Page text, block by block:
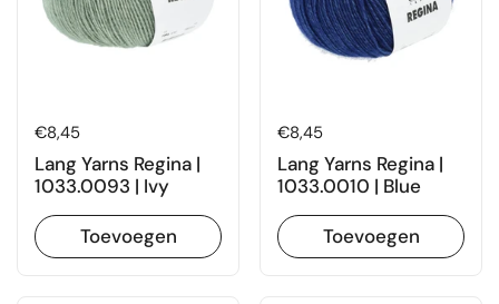
Prijs:
€8,45
Lang Yarns Regina |
1033.0093 | Ivy
Toevoegen
Prijs:
€8,45
Lang Yarns Regina |
1033.0010 | Blue
Toevoegen